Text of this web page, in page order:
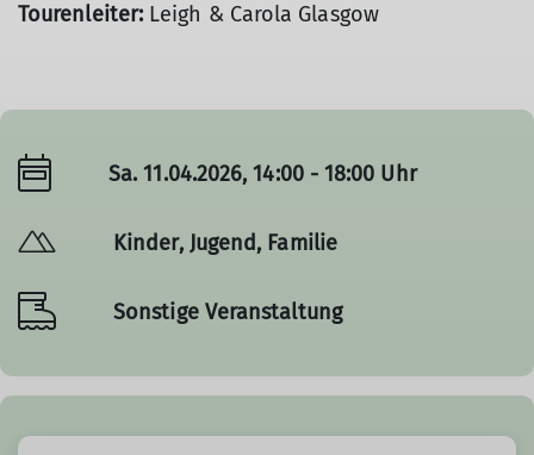
Tourenleiter: Leigh & Carola Glasgow
Sa. 11.04.2026, 14:00 - 18:00 Uhr
Kinder, Jugend, Familie
Sonstige Veranstaltung